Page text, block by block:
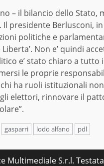
– il bilancio dello Stato,
presidente Berlusconi,
politiche e
Non e’ quindi
e’ stato chiaro a tutto
le proprie
ha ruoli istituzionali non
elettori, rinnovare il
gasparri lodo alfano pdl
Multimediale S.r.l.